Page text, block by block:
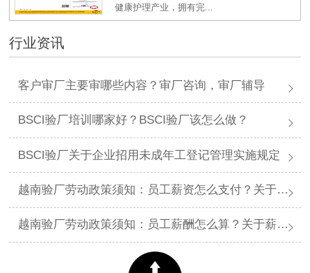
健康护理产业，拥有完...
行业资讯
客户审厂主要审哪些内容？审厂咨询，审厂辅导
BSCI验厂培训哪家好？BSCI验厂该怎么做？
BSCI验厂关于企业招用未成年工登记管理实施规定
越南验厂劳动政策须知：员工薪资怎么支付？关于薪资支付有哪些规定呢？
越南验厂劳动政策须知：员工薪酬怎么算？关于薪酬有哪些规定呢？​